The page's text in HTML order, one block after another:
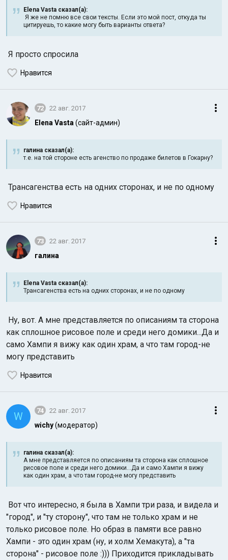
Elena Vasta сказал(а):
Я же не помню все свои тексты. Если это мой пост, откуда ты
цитируешь, то какие могу быть варианты ответа?
Я просто спросила
Нравится
72 22 авг. 2017
Elena Vasta (сайт-админ)
галина сказал(а):
т.е. на той стороне есть агенство по продаже билетов в Гокарну?
Трансагенства есть на одних сторонах, и не по одному
Нравится
73 22 авг. 2017
галина
Elena Vasta сказал(а):
Трансагенства есть на одних сторонах, и не по одному
Ну, вот. А мне представляется по описаниям та сторона
как сплошное рисовое поле и среди него домики...Да и
само Хампи я вижу как один храм, а что там город-не
могу представить
Нравится
W 74 22 авг. 2017
wichy(модератор)
галина сказал(а):
А мне представляется по описаниям та сторона как сплошное
рисовое поле и среди него домики...Да и само Хампи я вижу
как один храм, а что там город-не могу представить
Вот что интересно, я была в Хампи три раза, и видела и
"город", и "ту сторону", что там не только храм и не
только рисовое поле. Но образ в памяти все равно
Хампи - это один храм (ну, и холм Хемакута), а "та
сторона" - рисовое поле :))) Приходится прикладывать